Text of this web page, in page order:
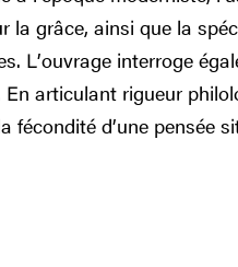
la grâce, ainsi que la
L’ouvrage interroge
articulant rigueur
d’une pensée